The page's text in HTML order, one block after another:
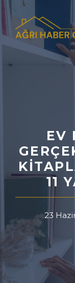
İçeriğe
atla
EV
11
23